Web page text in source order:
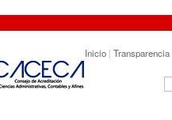
Inicio | Transparencia